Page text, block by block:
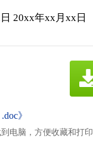
20xx年xx月xx日
》
电脑，方便收藏和打印